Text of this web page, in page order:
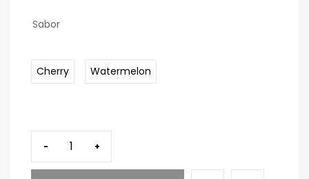
Sabor
Cherry Watermelon
- +